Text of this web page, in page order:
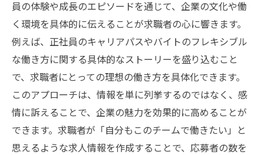
員の体験や成長のエピソードを通じて、企業の文化や働
く環境を具体的に伝えることが求職者の心に響きます。
例えば、正社員のキャリアパスやバイトのフレキシブル
な働き方に関する具体的なストーリーを盛り込むこと
で、求職者にとっての理想の働き方を具体化できます。
このアプローチは、情報を単に列挙するのではなく、感
情に訴えることで、企業の魅力を効果的に高めることが
できます。求職者が「自分もこのチームで働きたい」と
思えるような求人情報を作成することで、応募者の数を